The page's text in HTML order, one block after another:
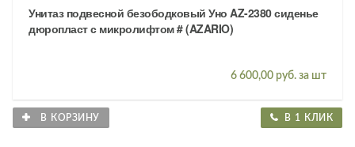
Унитаз подвесной безободковый Уно AZ-2380 сиденье
дюропласт с микролифтом # (AZARIO)
6 600,00 руб. за шт
В КОРЗИНУ В 1 КЛИК